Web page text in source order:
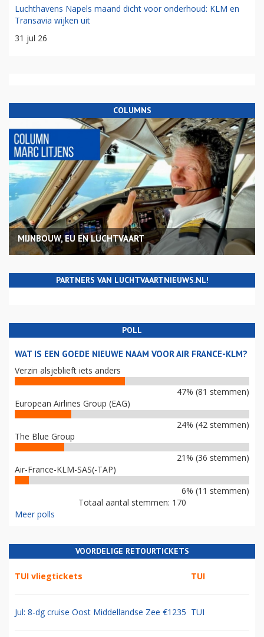
Luchthavens Napels maand dicht voor onderhoud: KLM en
Transavia wijken uit
31 jul 26
COLUMNS
MIJNBOUW, EU EN LUCHTVAART
PARTNERS VAN LUCHTVAARTNIEUWS.NL!
POLL
WAT IS EEN GOEDE NIEUWE NAAM VOOR AIR FRANCE-KLM?
Verzin alsjeblieft iets anders
47% (81 stemmen)
European Airlines Group (EAG)
24% (42 stemmen)
The Blue Group
21% (36 stemmen)
Air-France-KLM-SAS(-TAP)
6% (11 stemmen)
Totaal aantal stemmen: 170
Meer polls
VOORDELIGE RETOURTICKETS
TUI vliegtickets TUI
Jul: 8-dg cruise Oost Middellandse Zee €1235 TUI